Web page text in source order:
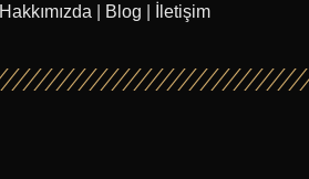
Hakkımızda Blog İletişim